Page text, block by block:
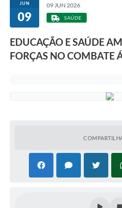
A Nossa Cidade
Ouvidoria
Carta de Serviços
JUN
09
09 JUN 2026
SAÚDE
EDUCAÇÃO E SAÚDE
FORÇAS NO COMBATE